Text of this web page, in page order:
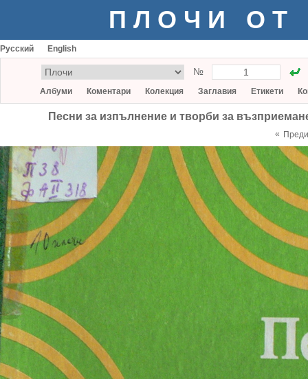
ПЛОЧИ ОТ
Русский English
№
Албуми Коментари Колекция Заглавия Етикети
Песни за изпълнение и творби за
«